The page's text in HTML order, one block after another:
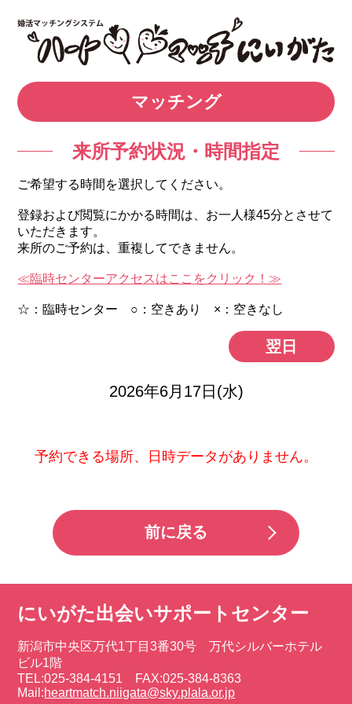
マッチング
来所予約状況・時間指定
ご希望する時間を選択してください。
登録および閲覧にかかる時間は、お一人様45分とさせて
いただきます。
来所のご予約は、重複してできません。
≪臨時センターアクセスはここをクリック！≫
☆：臨時センター ○：空きあり ×：空きなし
翌日
2026年6月17日(水)
予約できる場所、日時データがありません。
前に戻る
にいがた出会いサポートセンター
新潟市中央区万代1丁目3番30号 万代シルバーホテル
ビル1階
TEL:025-384-4151 FAX:025-384-8363
Mail:heartmatch.niigata@sky.plala.or.jp